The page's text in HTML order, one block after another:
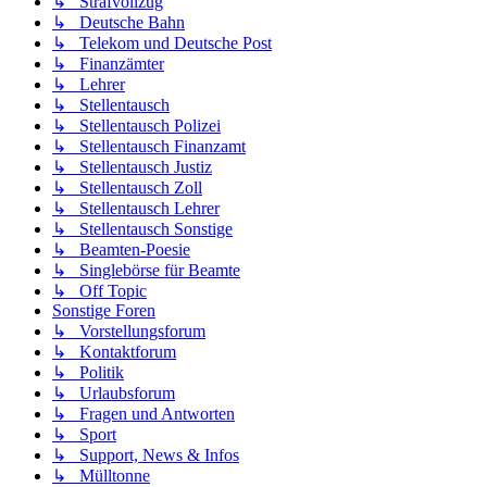
↳ Deutsche Bahn
↳ Telekom und Deutsche Post
↳ Finanzämter
↳ Lehrer
↳ Stellentausch
↳ Stellentausch Polizei
↳ Stellentausch Finanzamt
↳ Stellentausch Justiz
↳ Stellentausch Zoll
↳ Stellentausch Lehrer
↳ Stellentausch Sonstige
↳ Beamten-Poesie
↳ Singlebörse für Beamte
↳ Off Topic
Sonstige Foren
↳ Vorstellungsforum
↳ Kontaktforum
↳ Politik
↳ Urlaubsforum
↳ Fragen und Antworten
↳ Sport
↳ Support, News & Infos
↳ Mülltonne